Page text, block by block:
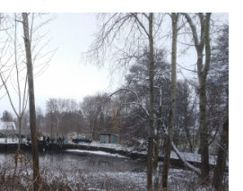
SH ČMS - SDH STŘÍŽOVICE
Střížovice 157, 332 07
IČO: 49183516
číslo účtu: 193707116/0300
datové schránky: d3twtd3
Starosta sboru: Vladimír Plic
tel: +420 603 789 645
email: PlicVlada@seznam.cz